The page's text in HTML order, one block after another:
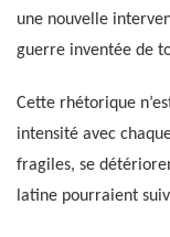
une nouvelle
guerre inventée de
Cette rhétorique
intensité avec
fragiles, se
latine pourraient